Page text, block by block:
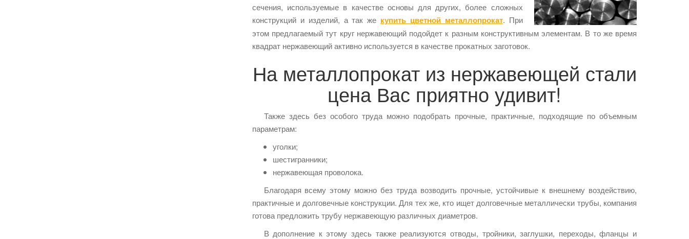
сечения, используемые в качестве основы для других, более сложных
конструкций и изделий, а так же купить цветной металлопрокат. При
этом предлагаемый тут круг нержавеющий подойдет к разным конструктивным элементам. В то же время
квадрат нержавеющий активно используется в качестве прокатных заготовок.
На металлопрокат из нержавеющей стали
цена Вас приятно удивит!
Также здесь без особого труда можно подобрать прочные, практичные, подходящие по объемным
параметрам:
уголки;
шестигранники;
нержавеющая проволока.
Благодаря всему этому можно без труда возводить прочные, устойчивые к внешнему воздействию,
практичные и долговечные конструкции. Для тех же, кто ищет долговечные металлически трубы, компания
готова предложить трубу нержавеющую различных диаметров.
В дополнение к этому здесь также реализуются отводы, тройники, заглушки, переходы, фланцы и